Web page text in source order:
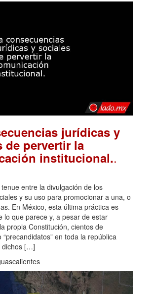
jurídicas y
de pervertir la
institucional..
entre la divulgación de los
y su uso para promocionar a una, o
En México, esta última práctica es
lo que parece y, a pesar de estar
propia Constitución, cientos de
“precandidatos” en toda la república
dichos […]